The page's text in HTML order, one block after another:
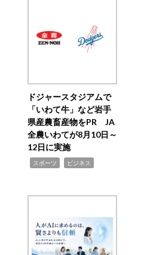
ドジャースタジアムで
「いわて牛」など岩手
県産農畜産物をPR JA
全農いわてが8月10日～
12日に実施
スポーツ ビジネス